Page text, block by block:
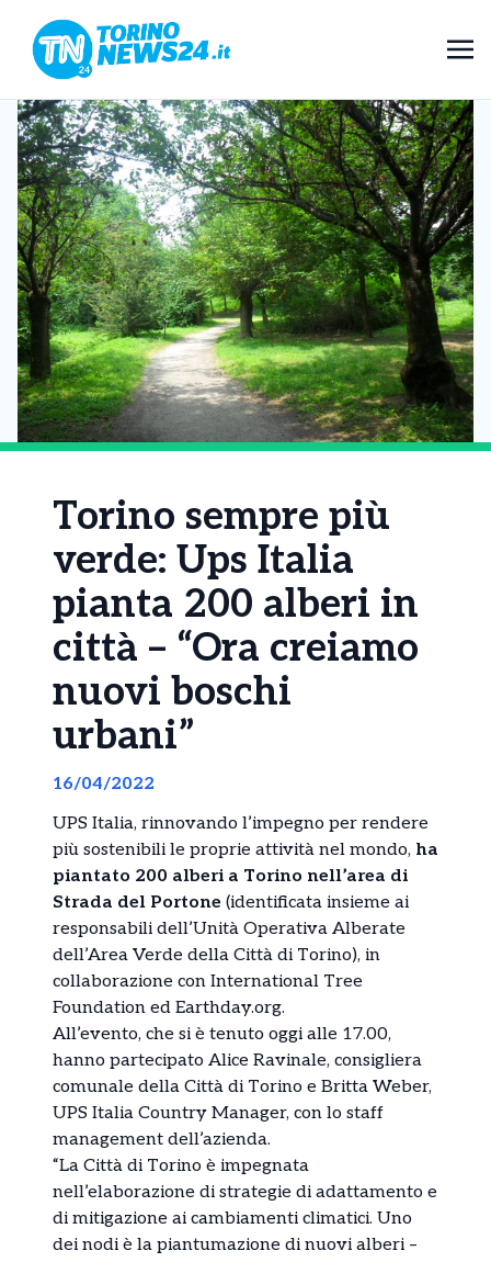
Torino sempre più
verde: Ups Italia
pianta 200 alberi in
città – “Ora creiamo
nuovi boschi
urbani”
16/04/2022
UPS Italia, rinnovando l’impegno per rendere
più sostenibili le proprie attività nel mondo, ha
piantato 200 alberi a Torino nell’area di
Strada del Portone (identificata insieme ai
responsabili dell’Unità Operativa Alberate
dell’Area Verde della Città di Torino), in
collaborazione con International Tree
Foundation ed Earthday.org.
All’evento, che si è tenuto oggi alle 17.00,
hanno partecipato Alice Ravinale, consigliera
comunale della Città di Torino e Britta Weber,
UPS Italia Country Manager, con lo staff
management dell’azienda.
“La Città di Torino è impegnata
nell’elaborazione di strategie di adattamento e
di mitigazione ai cambiamenti climatici. Uno
dei nodi è la piantumazione di nuovi alberi –